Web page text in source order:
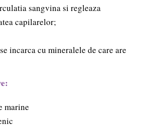
sangvina si regleaza
capilarelor;
incarca cu mineralele de care are
marine